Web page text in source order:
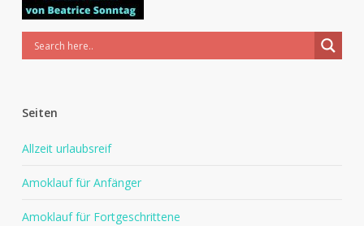
Seiten
Allzeit urlaubsreif
Amoklauf für Anfänger
Amoklauf für Fortgeschrittene